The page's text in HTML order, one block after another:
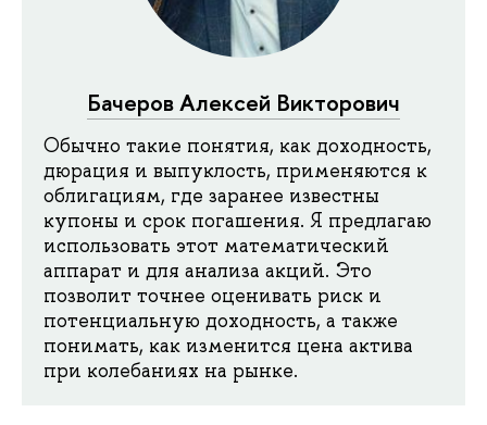
Бачеров Алексей Викторович
Обычно такие понятия, как доходность,
дюрация и выпуклость, применяются к
облигациям, где заранее известны
купоны и срок погашения. Я предлагаю
использовать этот математический
аппарат и для анализа акций. Это
позволит точнее оценивать риск и
потенциальную доходность, а также
понимать, как изменится цена актива
при колебаниях на рынке.